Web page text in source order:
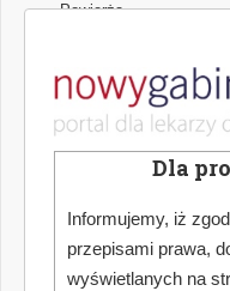
Powierża
Przegląd
Najważniejsze wątki
medycznych z zakresu
Jak dokonać
Dla
Informujemy, iż
przepisami prawa,
wyświetlanych na